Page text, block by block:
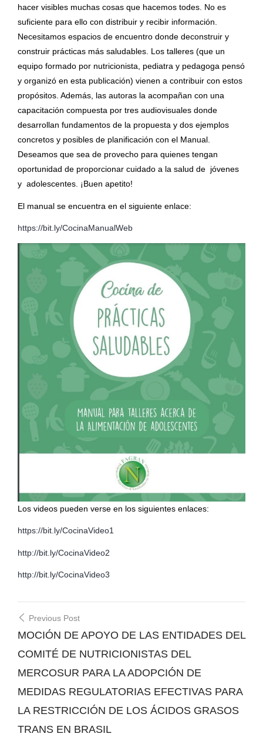
hacer visibles muchas cosas que hacemos todes. No es
suficiente para ello con distribuir y recibir información.
Necesitamos espacios de encuentro donde deconstruir y
construir prácticas más saludables. Los talleres (que un
equipo formado por nutricionista, pediatra y pedagoga pensó
y organizó en esta publicación) vienen a contribuir con estos
propósitos. Además, las autoras la acompañan con una
capacitación compuesta por tres audiovisuales donde
desarrollan fundamentos de la propuesta y dos ejemplos
concretos y posibles de planificación con el Manual.
Deseamos que sea de provecho para quienes tengan
oportunidad de proporcionar cuidado a la salud de jóvenes
y adolescentes. ¡Buen apetito!
El manual se encuentra en el siguiente enlace:
https://bit.ly/CocinaManualWeb
Los videos pueden verse en los siguientes enlaces:
https://bit.ly/CocinaVideo1
http://bit.ly/CocinaVideo2
http://bit.ly/CocinaVideo3
Post
navigation
Previous Post
MOCIÓN DE APOYO DE LAS ENTIDADES DEL
COMITÉ DE NUTRICIONISTAS DEL
MERCOSUR PARA LA ADOPCIÓN DE
MEDIDAS REGULATORIAS EFECTIVAS PARA
LA RESTRICCIÓN DE LOS ÁCIDOS GRASOS
TRANS EN BRASIL